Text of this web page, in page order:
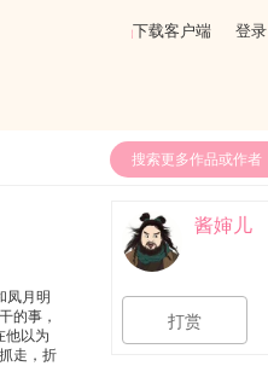
下载客户端 登录
凤月明
的事，
他以为
走，折
酱婶儿
打赏